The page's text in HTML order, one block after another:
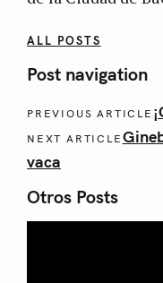
ALL POSTS
Post navigation
PREVIOUS ARTICLE
NEXT ARTICLE
vaca
Otros Posts